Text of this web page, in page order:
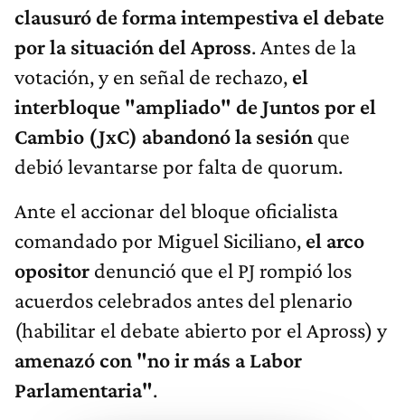
clausuró de forma intempestiva el debate
por la situación del Apross. Antes de la
votación, y en señal de rechazo, el
interbloque "ampliado" de Juntos por el
Cambio (JxC) abandonó la sesión que
debió levantarse por falta de quorum.
Ante el accionar del bloque oficialista
comandado por Miguel Siciliano, el arco
opositor denunció que el PJ rompió los
acuerdos celebrados antes del plenario
(habilitar el debate abierto por el Apross) y
amenazó con "no ir más a Labor
Parlamentaria".